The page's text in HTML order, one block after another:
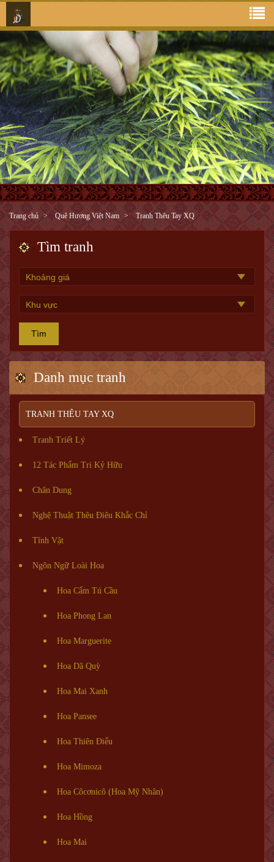
Trang chủ Quê Hương Việt Nam Tranh Thêu Tay XQ
Tìm tranh
Tìm
Danh mục tranh
TRANH THÊU TAY XQ
Tranh Triết Lý
12 Tác Phẩm Tri Kỷ Hữu
Chân Dung
Nghệ Thuật Thêu Điêu Khắc Chỉ
Tĩnh Vật
Ngôn Ngữ Loài Hoa
Hoa Cẩm Tú Cầu
Hoa Phong Lan
Hoa Marguerite
Hoa Dã Quỳ
Hoa Mai Xanh
Hoa Pansee
Hoa Thiên Điểu
Hoa Mimoza
Hoa Côcơnicô (Hoa Mỹ Nhân)
Hoa Hồng
Hoa Mai